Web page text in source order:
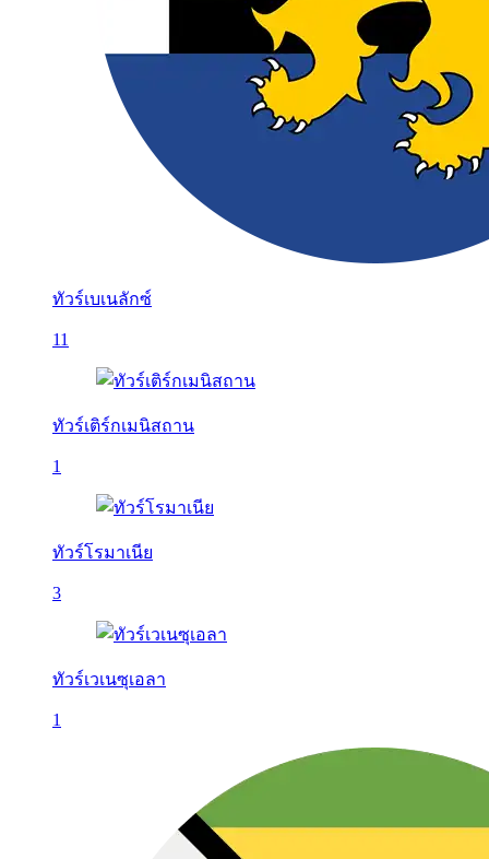
ทัวร์เบเนลักซ์
11
ทัวร์เติร์กเมนิสถาน
1
ทัวร์โรมาเนีย
3
ทัวร์เวเนซุเอลา
1